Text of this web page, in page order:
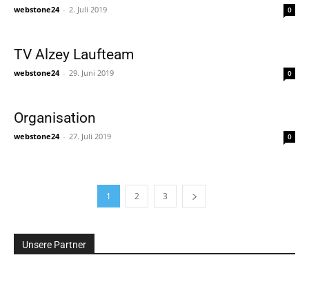
webstone24 - 2. Juli 2019 0
TV Alzey Laufteam
webstone24 - 29. Juni 2019 0
Organisation
webstone24 - 27. Juli 2019 0
1 2 3
Unsere Partner